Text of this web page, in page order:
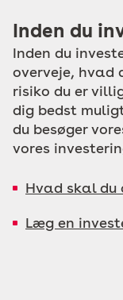
Inden du
Inden du
overveje, hvad
risiko du er
dig bedst
du besøger
vores
Hvad skal du
Læg en